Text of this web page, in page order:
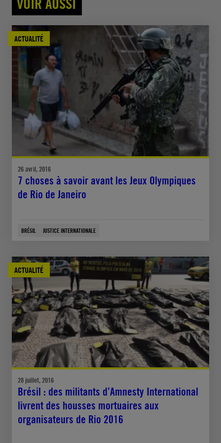
ACTUALITÉ
26 avril, 2016
7 choses à savoir avant les Jeux Olympiques
de Rio de Janeiro
BRÉSIL JUSTICE INTERNATIONALE
ACTUALITÉ
28 juillet, 2016
Brésil : des militants d’Amnesty International
livrent des housses mortuaires aux
organisateurs de Rio 2016